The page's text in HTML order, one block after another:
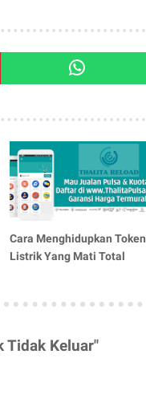
Cara Menghidupkan Token
Listrik Yang Mati Total
Tidak Keluar"